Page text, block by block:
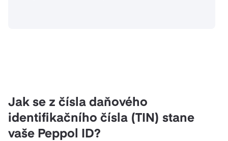
Jak se z čísla daňového
identifikačního čísla (TIN) stane
vaše Peppol ID?